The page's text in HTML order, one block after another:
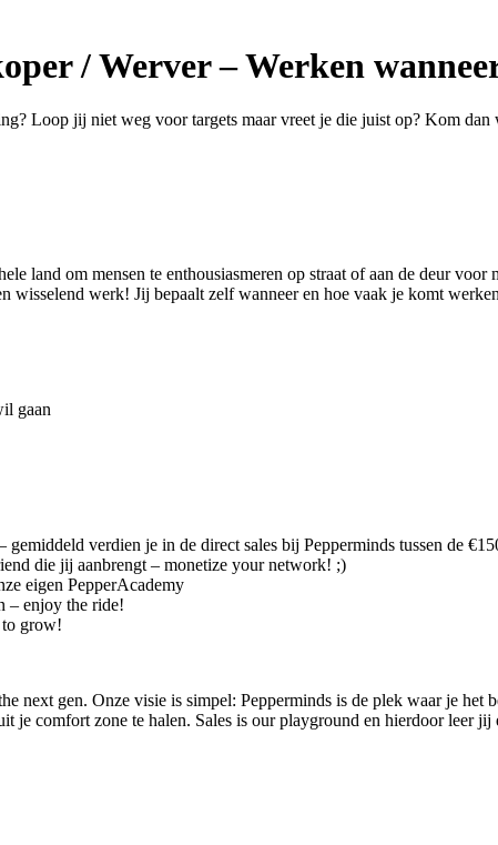
/ Werver – Werken
Loop jij niet weg voor targets maar vreet je die juist op? Kom dan
land om mensen te enthousiasmeren op straat of aan de deur
wisselend werk! Jij bepaalt zelf wanneer en hoe vaak je komt
gaan
gemiddeld verdien je in de direct sales bij Pepperminds tussen de
die jij aanbrengt – monetize your network! ;)
eigen PepperAcademy
– enjoy the ride!
grow!
next gen. Onze visie is simpel: Pepperminds is de plek waar je
je comfort zone te halen. Sales is our playground en hierdoor leer